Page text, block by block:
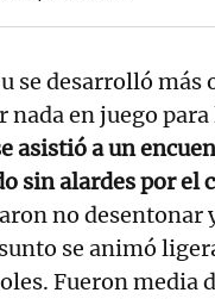
se desarrolló más
nada en juego
asistió a un
sin alardes por
no desentonar
se animó
Fueron media